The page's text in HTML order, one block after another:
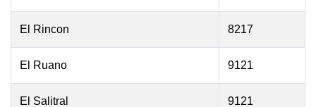
El Rincon 8217
El Ruano 9121
El Salitral 9121